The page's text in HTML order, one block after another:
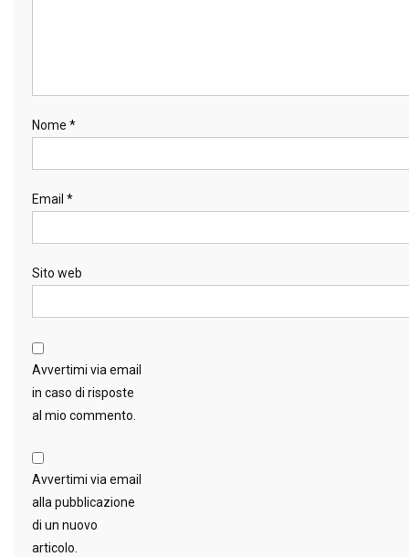
Nome *
Email *
Sito web
Avvertimi via email
in caso di risposte
al mio commento.
Avvertimi via email
alla pubblicazione
di un nuovo
articolo.